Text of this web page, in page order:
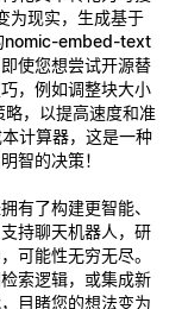
为现实，生成基于
nomic-embed-text
使您想尝试开源替
，例如调整块大小
，以提高速度和准
计算器，这是一种
智的决策！
有了构建更智能、
持聊天机器人，研
可能性无穷无尽。
索逻辑，或集成新
目睹您的想法变为